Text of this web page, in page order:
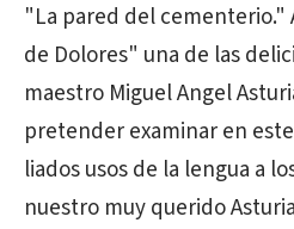
"La pared del cementerio."
de Dolores" una de las
maestro Miguel Angel
pretender examinar en
liados usos de la lengua a
nuestro muy querido